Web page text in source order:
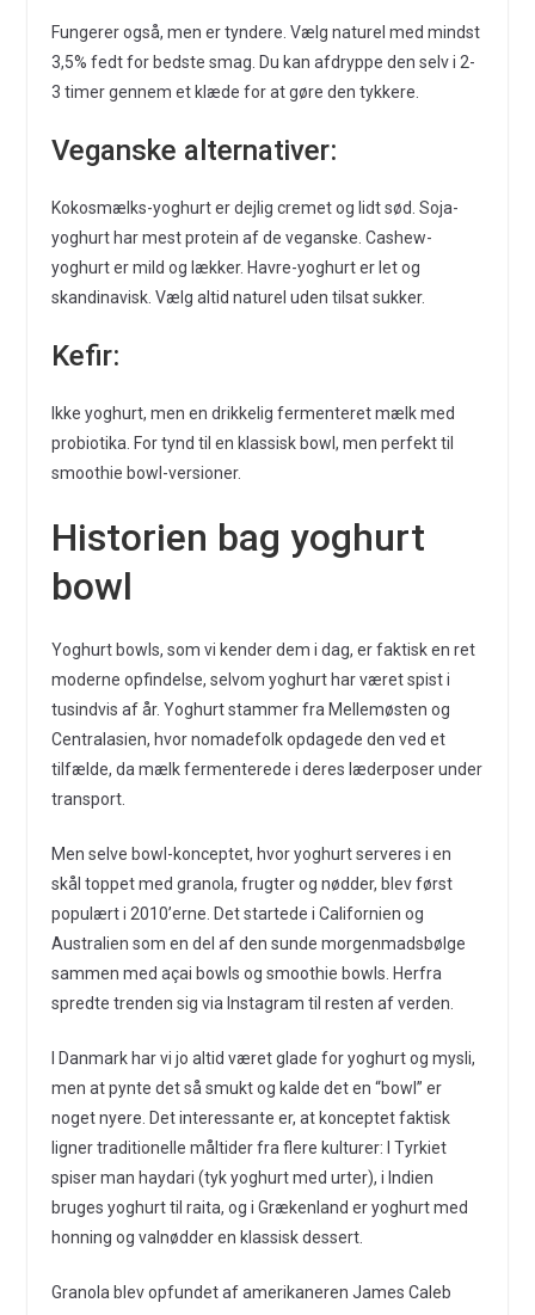
Fungerer også, men er tyndere. Vælg naturel med mindst
3,5% fedt for bedste smag. Du kan afdryppe den selv i 2-
3 timer gennem et klæde for at gøre den tykkere.
Veganske alternativer:
Kokosmælks-yoghurt er dejlig cremet og lidt sød. Soja-
yoghurt har mest protein af de veganske. Cashew-
yoghurt er mild og lækker. Havre-yoghurt er let og
skandinavisk. Vælg altid naturel uden tilsat sukker.
Kefir:
Ikke yoghurt, men en drikkelig fermenteret mælk med
probiotika. For tynd til en klassisk bowl, men perfekt til
smoothie bowl-versioner.
Historien bag yoghurt
bowl
Yoghurt bowls, som vi kender dem i dag, er faktisk en ret
moderne opfindelse, selvom yoghurt har været spist i
tusindvis af år. Yoghurt stammer fra Mellemøsten og
Centralasien, hvor nomadefolk opdagede den ved et
tilfælde, da mælk fermenterede i deres læderposer under
transport.
Men selve bowl-konceptet, hvor yoghurt serveres i en
skål toppet med granola, frugter og nødder, blev først
populært i 2010’erne. Det startede i Californien og
Australien som en del af den sunde morgenmadsbølge
sammen med açai bowls og smoothie bowls. Herfra
spredte trenden sig via Instagram til resten af verden.
I Danmark har vi jo altid været glade for yoghurt og mysli,
men at pynte det så smukt og kalde det en “bowl” er
noget nyere. Det interessante er, at konceptet faktisk
ligner traditionelle måltider fra flere kulturer: I Tyrkiet
spiser man haydari (tyk yoghurt med urter), i Indien
bruges yoghurt til raita, og i Grækenland er yoghurt med
honning og valnødder en klassisk dessert.
Granola blev opfundet af amerikaneren James Caleb